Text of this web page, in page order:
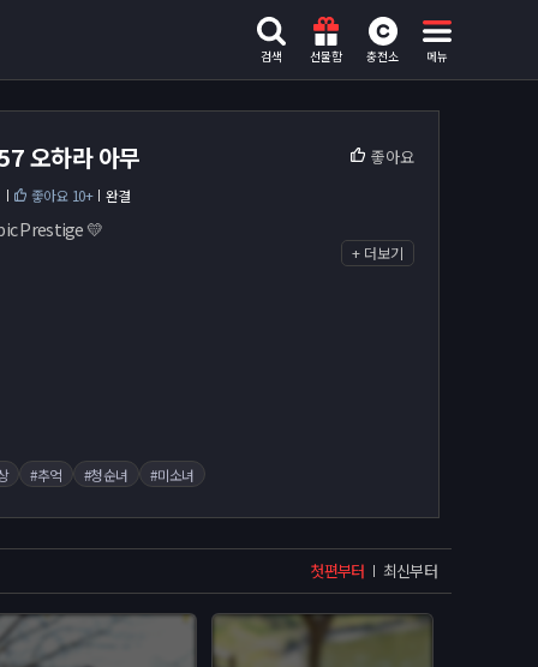
검색 선물함 충전소 메뉴
오하라 아무 좋아요
좋아요 10+ 완결
Prestige 💛
+ 더보기
#추억 #청순녀 #미소녀
첫편부터 최신부터